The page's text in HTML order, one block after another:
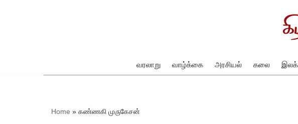
வரலாறு
வாழ்க்கை அரசியல் கலை
Home » கண்ணகி முருகேசன்